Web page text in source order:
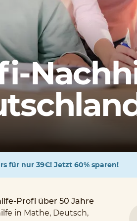
für nur 39€! Jetzt 60% sparen!
Profi über 50 Jahre
in Mathe, Deutsch,